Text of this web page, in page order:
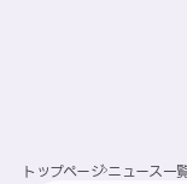
トップページニュース一